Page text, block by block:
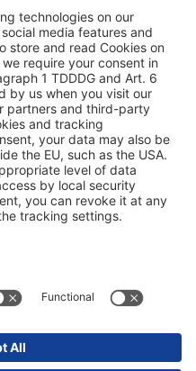
/ Avisos legais